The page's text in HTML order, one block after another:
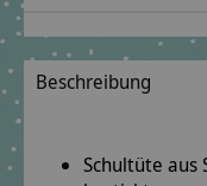
Beschreibung
Schultüte aus